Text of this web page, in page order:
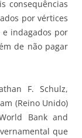
consequências
por vértices
indagados por
de não pagar
F. Schulz,
(Reino Unido)
Bank and
que